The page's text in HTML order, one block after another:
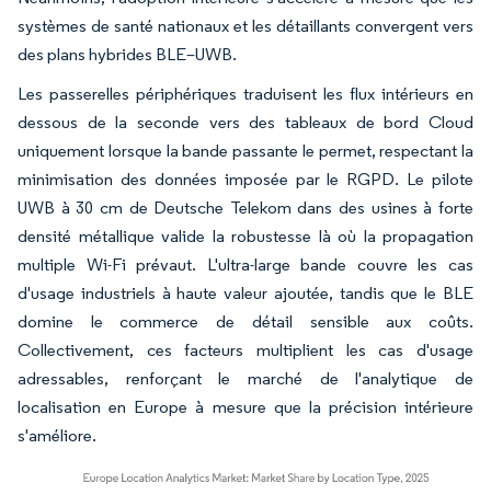
systèmes de santé nationaux et les détaillants convergent vers
des plans hybrides BLE–UWB.
Les passerelles périphériques traduisent les flux intérieurs en
dessous de la seconde vers des tableaux de bord Cloud
uniquement lorsque la bande passante le permet, respectant la
minimisation des données imposée par le RGPD. Le pilote
UWB à 30 cm de Deutsche Telekom dans des usines à forte
densité métallique valide la robustesse là où la propagation
multiple Wi-Fi prévaut. L'ultra-large bande couvre les cas
d'usage industriels à haute valeur ajoutée, tandis que le BLE
domine le commerce de détail sensible aux coûts.
Collectivement, ces facteurs multiplient les cas d'usage
adressables, renforçant le marché de l'analytique de
localisation en Europe à mesure que la précision intérieure
s'améliore.